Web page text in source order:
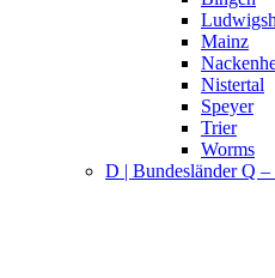
Mainz
Nistertal
Speyer
Trier
Worms
D | Bundesländer Q –